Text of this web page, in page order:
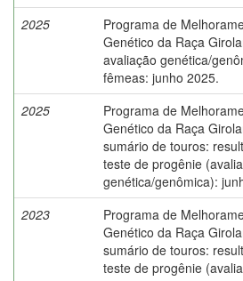
2025
Programa de
Genético da Raça
avaliação genética/
fêmeas: junho 2025.
2025
Programa de
Genético da Raça
sumário de touros:
teste de progênie
genética/genômica):
2023
Programa de
Genético da Raça
sumário de touros:
teste de progênie